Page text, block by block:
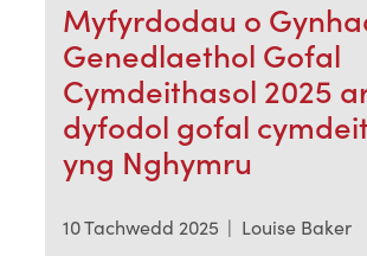
Myfyrdodau o
Genedlaethol Gofal
Cymdeithasol 2025
dyfodol gofal
yng Nghymru
10 Tachwedd 2025 | Louise Baker